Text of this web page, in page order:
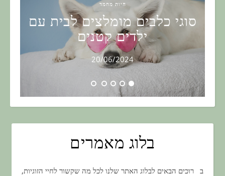
חיות מחמד
סוגי כלבים מומלצים לבית עם
ילדים קטנים
20/06/2024
בלוג מאמרים
ברוכים הבאים לבלוג האתר שלנו לכל מה שקשור לחיי הזוגיות,